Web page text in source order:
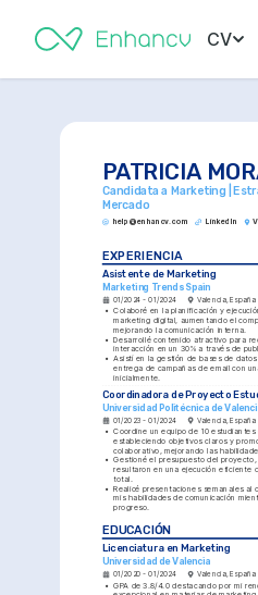
CV
PATRICIA
Candidata a Marketing |
Mercado
help@enhancv.com LinkedIn
EXPERIENCIA
Asistente de Marketing
Marketing Trends Spain
01/2024 - 01/2024 Valencia, España
• Colaboré en la planificación y
marketing digital, aumentando el
mejorando la comunicación interna.
• Desarrollé contenido atractivo para
interacción en un 30% a través de
• Asistí en la gestión de bases de
entrega de campañas de email con
inicialmente.
Coordinadora de Proyecto
Universidad Politécnica de
01/2023 - 01/2024 Valencia, España
• Coordine un equipo de 10
estableciendo objetivos claros y
colaborativo, mejorando las
• Gestioné el presupuesto del
resultaron en una ejecución eficiente
total.
• Realicé presentaciones semanales al
mis habilidades de comunicación
progreso.
EDUCACIÓN
Licenciatura en Marketing
Universidad de Valencia
01/2020 - 01/2024 Valencia, España
• GPA de 3.8/4.0 destacando por mi